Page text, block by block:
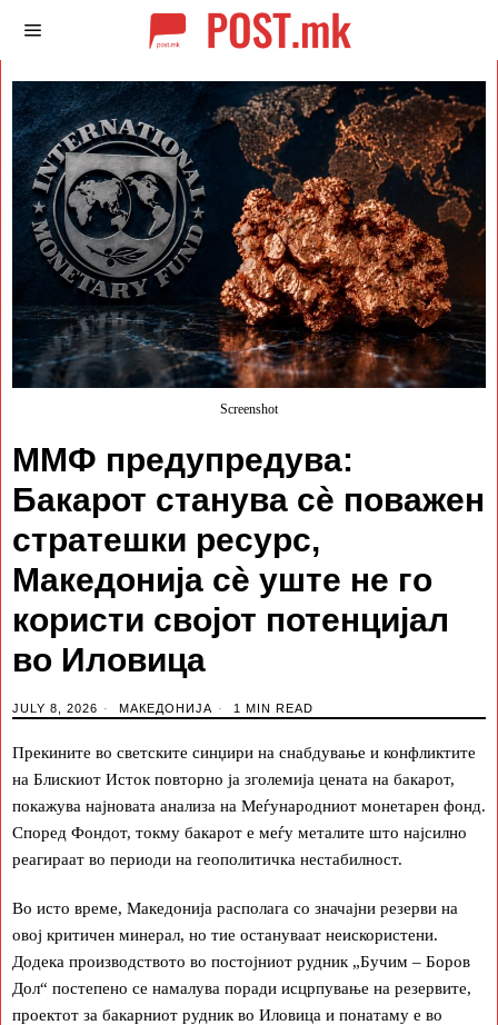
Screenshot
ММФ предупредува:
Бакарот станува сè поважен
стратешки ресурс,
Македонија сè уште не го
користи својот потенцијал
во Иловица
JULY 8, 2026 МАКЕДОНИЈА 1 MIN READ
Прекините во светските синџири на снабдување и конфликтите
на Блискиот Исток повторно ја зголемија цената на бакарот,
покажува најновата анализа на Меѓународниот монетарен фонд.
Според Фондот, токму бакарот е меѓу металите што најсилно
реагираат во периоди на геополитичка нестабилност.
Во исто време, Македонија располага со значајни резерви на
овој критичен минерал, но тие остануваат неискористени.
Додека производството во постојниот рудник „Бучим – Боров
Дол“ постепено се намалува поради исцрпување на резервите,
проектот за бакарниот рудник во Иловица и понатаму е во